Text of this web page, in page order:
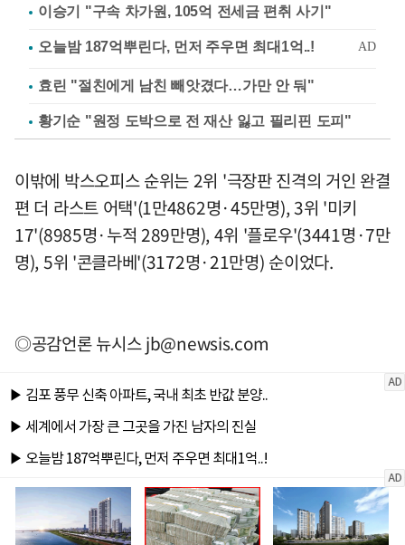
이승기 "구속 차가원, 105억 전세금 편취 사기"
효린 "절친에게 남친 빼앗겼다…가만 안 둬"
황기순 "원정 도박으로 전 재산 잃고 필리핀 도피"
이밖에 박스오피스 순위는 2위 '극장판 진격의 거인 완결
편 더 라스트 어택'(1만4862명·45만명), 3위 '미키
17'(8985명·누적 289만명), 4위 '플로우'(3441명·7만
명), 5위 '콘클라베'(3172명·21만명) 순이었다.
◎공감언론 뉴시스jb@newsis.com